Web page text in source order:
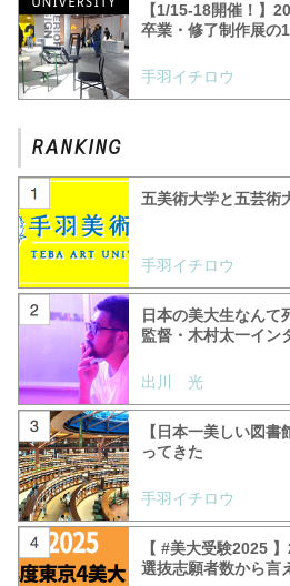
【1/15-18開催！】
卒業・修了制作展の
手羽イチロウ
五美術大学と五芸術
手羽イチロウ
日本の美大生なんて
監督・木村太一イン
出川 光
【日本一美しい図
ってきた
手羽イチロウ
【 #美大受験2025
選抜志願者数から言